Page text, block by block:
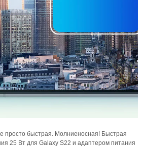
просто быстрая. Молниеносная! Быстрая
25 Вт для Galaxy S22 и адаптером питания